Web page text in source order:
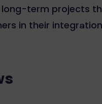
long-term projects
in their